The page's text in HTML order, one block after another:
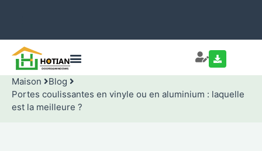
Maison
Blog
Portes coulissantes en vinyle ou en aluminium : laquelle
est la meilleure ?